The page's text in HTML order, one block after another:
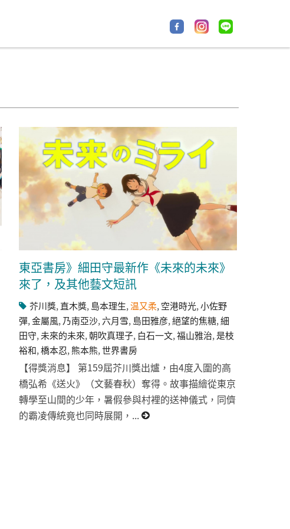
東亞書房》細田守最新作《未來的未來》
來了，及其他藝文短訊
芥川獎,直木獎,島本理生,温又柔,空港時光,小佐野
彈,金屬風,乃南亞沙,六月雪,島田雅彦,絕望的焦糖,細
田守,未來的未來,朝吹真理子, 白石一文,福山雅治,是枝
裕和,橋本忍,熊本熊,世界書房
【得獎消息】 第159屆芥川獎出爐，由4度入圍的高
橋弘希《送火》（文藝春秋）奪得。故事描繪從東京
轉學至山間的少年，暑假參與村裡的送神儀式，同儕
的霸凌傳統竟也同時展開，...